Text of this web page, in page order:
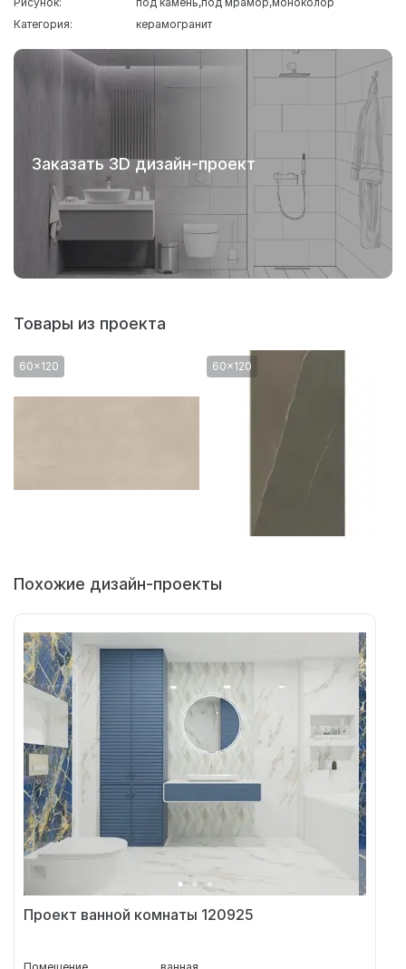
Категория:
керамогранит
Заказать 3D дизайн-проект
Товары из проекта
60x120 60x120
Похожие дизайн-проекты
Проект ванной комнаты 120925